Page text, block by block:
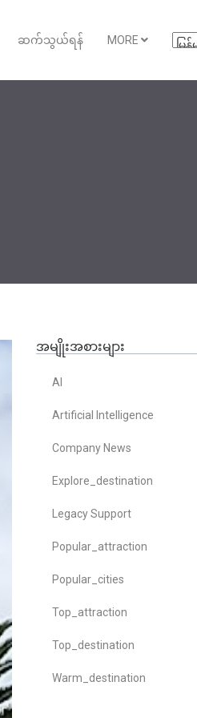
ဆက်သွယ်ရန် MORE
အမျိုးအစားများ
AI
Artificial Intelligence
Company News
Explore_destination
Legacy Support
Popular_attraction
Popular_cities
Top_attraction
Top_destination
Warm_destination